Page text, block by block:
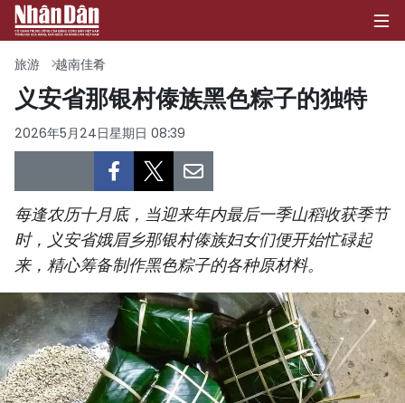
首页
政治
经济
社会
环保
文化
体育
旅游 越南佳肴
义安省那银村傣族黑色粽子的独特
2026年5月24日星期日 08:39
每逢农历十月底，当迎来年内最后一季山稻收获季节
时，义安省娥眉乡那银村傣族妇女们便开始忙碌起
来，精心筹备制作黑色粽子的各种原材料。